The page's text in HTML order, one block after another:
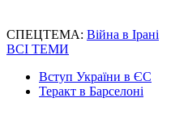
СПЕЦТЕМА: Війна в Ірані
ВСІ ТЕМИ
Вступ України в ЄС
Теракт в Барселоні